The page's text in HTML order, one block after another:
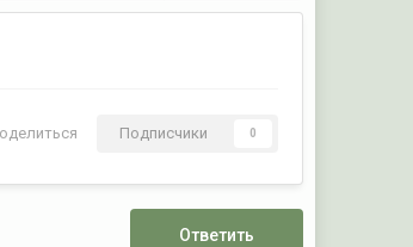
Подписчики 0
Ответить